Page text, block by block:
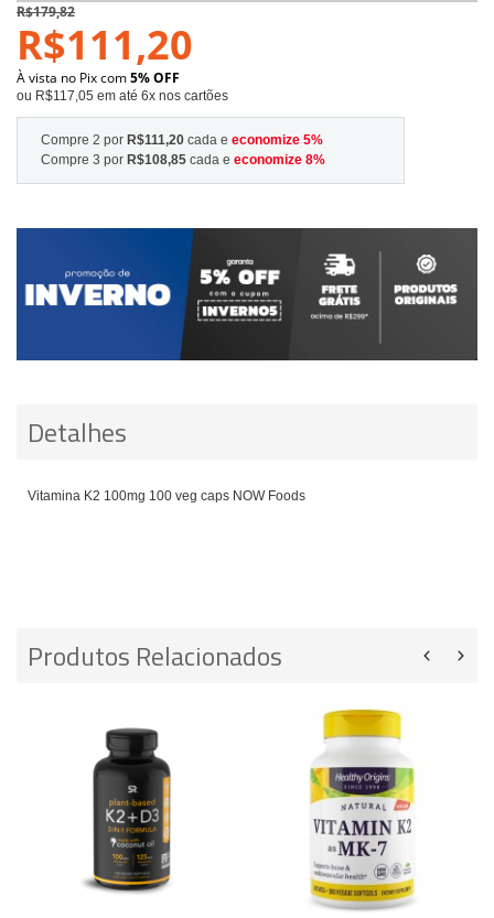
R$179,82
R$111,20
À vista no Pix com5% OFF
ou R$117,05 em até 6x nos cartões
Compre 2 por R$111,20 cada e economize 5%
Compre 3 por R$108,85 cada e economize 8%
Detalhes
Vitamina K2 100mg 100 veg caps NOW Foods
Produtos Relacionados